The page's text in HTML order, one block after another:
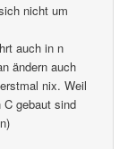
nicht um
auch in n
ändern auch
nix. Weil
C gebaut sind